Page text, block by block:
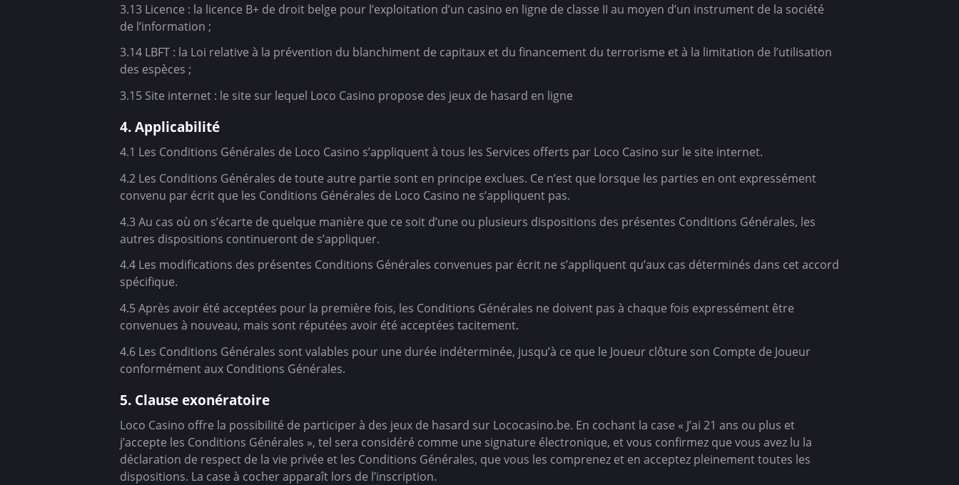
3.13 Licence : la licence B+ de droit belge pour l’exploitation d’un casino en ligne de classe II au moyen d’un instrument de la société
de l’information ;
3.14 LBFT : la Loi relative à la prévention du blanchiment de capitaux et du financement du terrorisme et à la limitation de l’utilisation
des espèces ;
3.15 Site internet : le site sur lequel Loco Casino propose des jeux de hasard en ligne
4. Applicabilité
4.1 Les Conditions Générales de Loco Casino s’appliquent à tous les Services offerts par Loco Casino sur le site internet.
4.2 Les Conditions Générales de toute autre partie sont en principe exclues. Ce n’est que lorsque les parties en ont expressément
convenu par écrit que les Conditions Générales de Loco Casino ne s’appliquent pas.
4.3 Au cas où on s’écarte de quelque manière que ce soit d’une ou plusieurs dispositions des présentes Conditions Générales, les
autres dispositions continueront de s’appliquer.
4.4 Les modifications des présentes Conditions Générales convenues par écrit ne s’appliquent qu’aux cas déterminés dans cet accord
spécifique.
4.5 Après avoir été acceptées pour la première fois, les Conditions Générales ne doivent pas à chaque fois expressément être
convenues à nouveau, mais sont réputées avoir été acceptées tacitement.
4.6 Les Conditions Générales sont valables pour une durée indéterminée, jusqu’à ce que le Joueur clôture son Compte de Joueur
conformément aux Conditions Générales.
5. Clause exonératoire
Loco Casino offre la possibilité de participer à des jeux de hasard sur Lococasino.be. En cochant la case « J’ai 21 ans ou plus et
j’accepte les Conditions Générales », tel sera considéré comme une signature électronique, et vous confirmez que vous avez lu la
déclaration de respect de la vie privée et les Conditions Générales, que vous les comprenez et en acceptez pleinement toutes les
dispositions. La case à cocher apparaît lors de l’inscription.